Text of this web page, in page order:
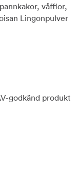
våfflor,
Lingonpulver
godkänd produkt